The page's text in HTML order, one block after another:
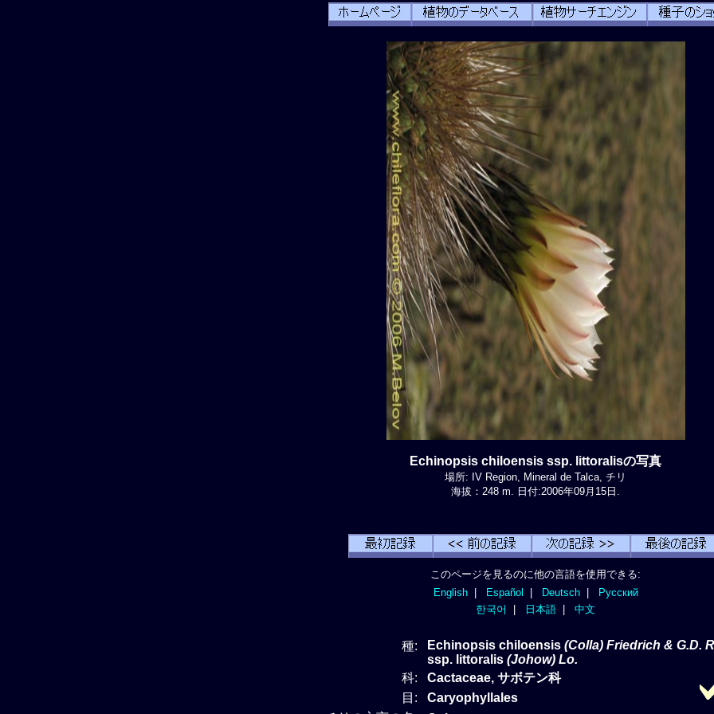
Echinopsis chiloensis ssp. littoralisの写真
場所: IV Region, Mineral de Talca, チリ
海拔：248 m. 日付:2006年09月15日.
このページを見るのに他の言語を使用できる:
English| Español Deutsch|
Русский
한국어
日本語 中文
種: Echinopsis chiloensis (Colla) Friedrich & G.D.
ssp. littoralis (Johow) Lo.
科:
Cactaceae, サボテン科
目:
Caryophyllales